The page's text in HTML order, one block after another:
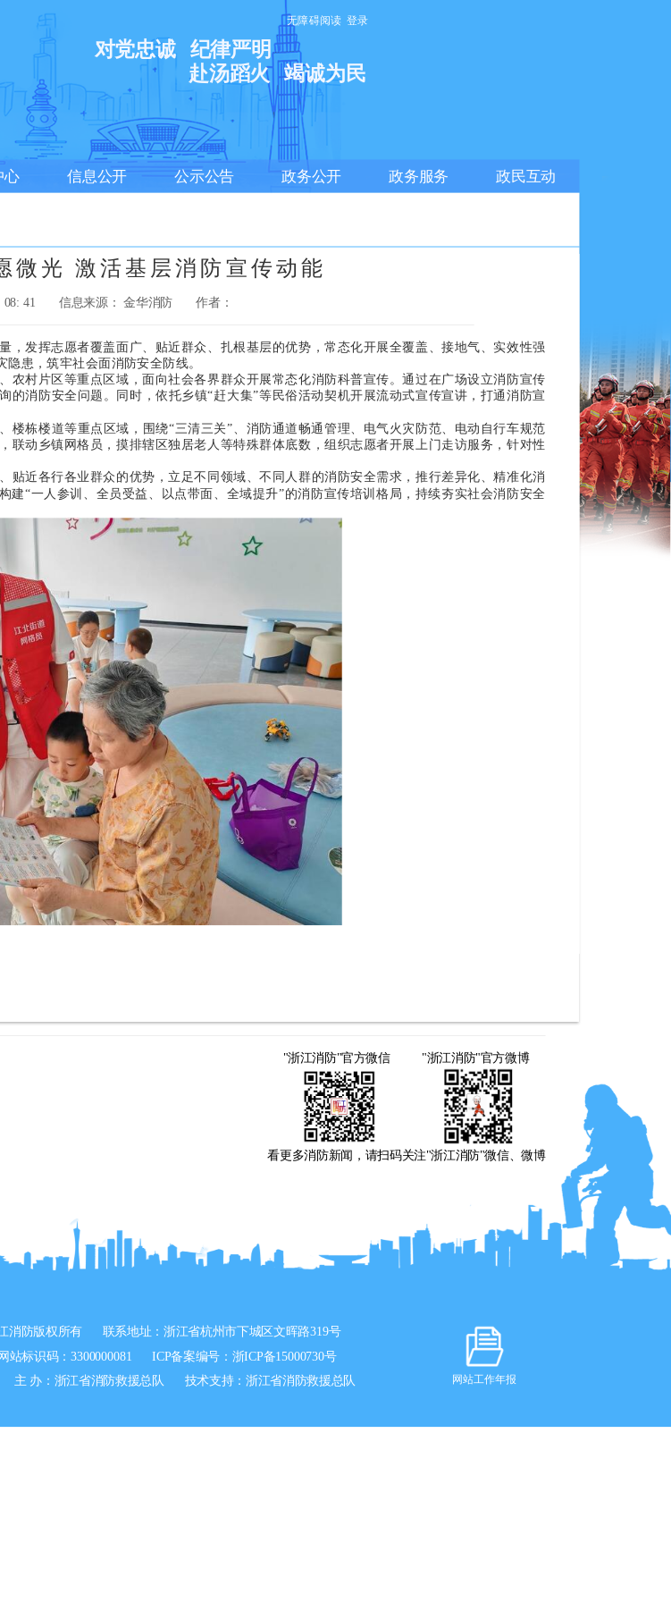
登录
无障碍阅读
对党忠诚
纪律严明
赴汤蹈火
竭诚为民
心 信息公开 公示公告 政务公开 政务服务 政民互动
微光 激活基层消防宣传动能
08: 41 信息来源： 金华消防 作者：
发挥志愿者覆盖面广、贴近群众、扎根基层的优势，常态化开展全覆盖、接地气、实效性强
患，筑牢社会面消防安全防线。
农村片区等重点区域，面向社会各界群众开展常态化消防科普宣传。通过在广场设立消防宣传
消防安全问题。同时，依托乡镇“赶大集”等民俗活动契机开展流动式宣传宣讲，打通消防宣
楼栋楼道等重点区域，围绕“三清三关”、消防通道畅通管理、电气火灾防范、电动自行车规范
动乡镇网格员，摸排辖区独居老人等特殊群体底数，组织志愿者开展上门走访服务，针对性
贴近各行各业群众的优势，立足不同领域、不同人群的消防安全需求，推行差异化、精准化消
建“一人参训、全员受益、以点带面、全域提升”的消防宣传培训格局，持续夯实社会消防安全
"浙江消防"官方微信 "浙江消防"官方微博
看更多消防新闻，请扫码关注"浙江消防"微信、微博
消防版权所有
联系地址：浙江省杭州市下城区文晖路319号
网站标识码：3300000081 ICP备案编号： 浙ICP备15000730号
主 办：浙江省消防救援总队 技术支持：浙江省消防救援总队 网站工作年报